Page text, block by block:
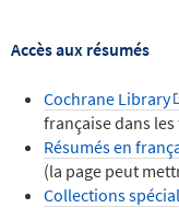
Accès aux résumés
Cochrane Library
française dans
Résumés en
(la page peut
Collections